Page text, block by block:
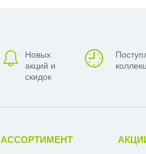
Новых
акций и
скидок
АССОРТИМЕНТ